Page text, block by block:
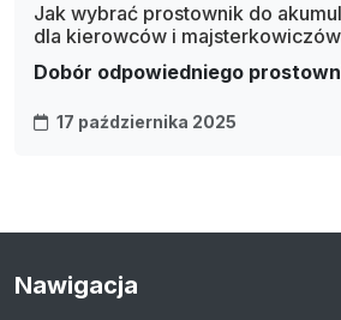
Jak wybrać prostownik do
dla kierowców i majsterkowiczów
Dobór odpowiedniego
17 października 2025
Nawigacja